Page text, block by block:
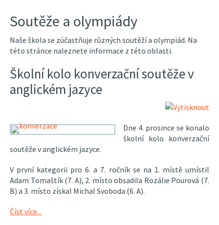
Soutěže a olympiády
Naše škola se zúčastňuje různých soutěží a olympiád. Na
této stránce naleznete informace z této oblasti.
Školní kolo konverzační soutěže v
anglickém jazyce
Dne 4. prosince se konalo
školní kolo konverzační
soutěže v anglickém jazyce.
V první kategorii pro 6. a 7. ročník se na 1. místě umístil
Adam Tomaštík (7. A), 2. místo obsadila Rozálie Pourová (7.
B) a 3. místo získal Michal Svoboda (6. A).
Číst více...